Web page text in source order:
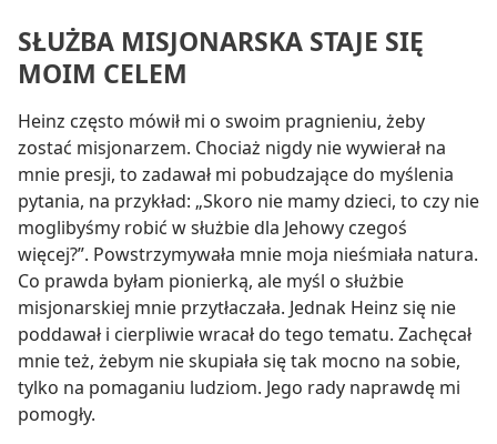
SŁUŻBA MISJONARSKA STAJE SIĘ
MOIM CELEM
Heinz często mówił mi o swoim pragnieniu, żeby
zostać misjonarzem. Chociaż nigdy nie wywierał na
mnie presji, to zadawał mi pobudzające do myślenia
pytania, na przykład: „Skoro nie mamy dzieci, to czy nie
moglibyśmy robić w służbie dla Jehowy czegoś
więcej?”. Powstrzymywała mnie moja nieśmiała natura.
Co prawda byłam pionierką, ale myśl o służbie
misjonarskiej mnie przytłaczała. Jednak Heinz się nie
poddawał i cierpliwie wracał do tego tematu. Zachęcał
mnie też, żebym nie skupiała się tak mocno na sobie,
tylko na pomaganiu ludziom. Jego rady naprawdę mi
pomogły.